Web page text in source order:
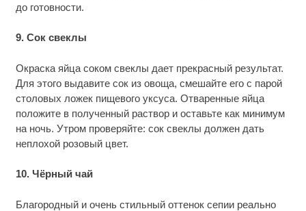
до готовности.
9. Сок свеклы
Окраска яйца соком свеклы дает прекрасный результат.
Для этого выдавите сок из овоща, смешайте его с парой
столовых ложек пищевого уксуса. Отваренные яйца
положите в полученный раствор и оставьте как минимум
на ночь. Утром проверяйте: сок свеклы должен дать
неплохой розовый цвет.
10. Чёрный чай
Благородный и очень стильный оттенок сепии реально